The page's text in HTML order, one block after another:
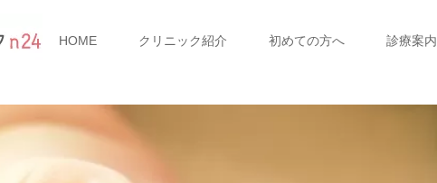
HOME クリニック紹介 初めての方へ 診療案内